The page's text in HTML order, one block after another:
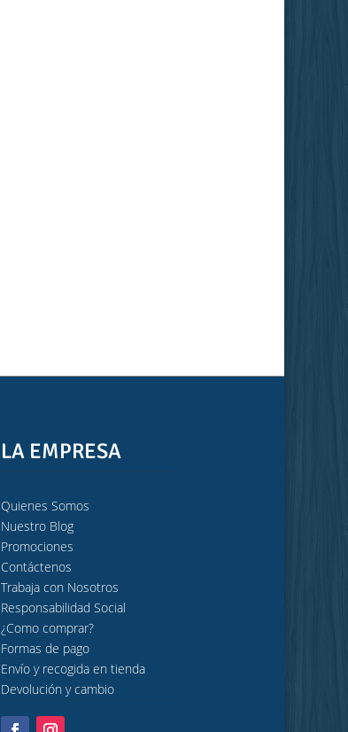
LA EMPRESA
Quienes Somos
Nuestro Blog
Promociones
Contáctenos
Trabaja con Nosotros
Responsabilidad Social
¿Como comprar?
Formas de pago
Envío y recogida en tienda
Devolución y cambio